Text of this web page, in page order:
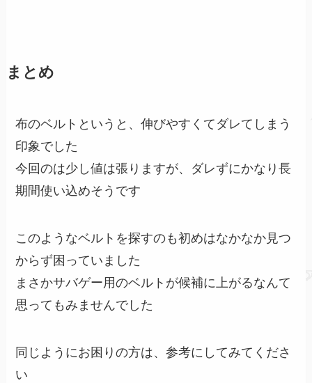
まとめ
布のベルトというと、伸びやすくてダレてしまう
印象でした
今回のは少し値は張りますが、ダレずにかなり長
期間使い込めそうです
このようなベルトを探すのも初めはなかなか見つ
からず困っていました
まさかサバゲー用のベルトが候補に上がるなんて
思ってもみませんでした
同じようにお困りの方は、参考にしてみてくださ
い